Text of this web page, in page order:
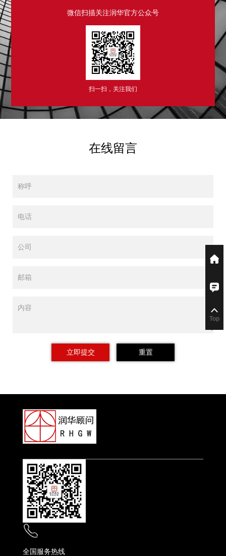
微信扫描关注润华官方公众号
扫一扫，关注我们
在线留言
称呼
电话
公司
邮箱
内容
全国服务热线
Top